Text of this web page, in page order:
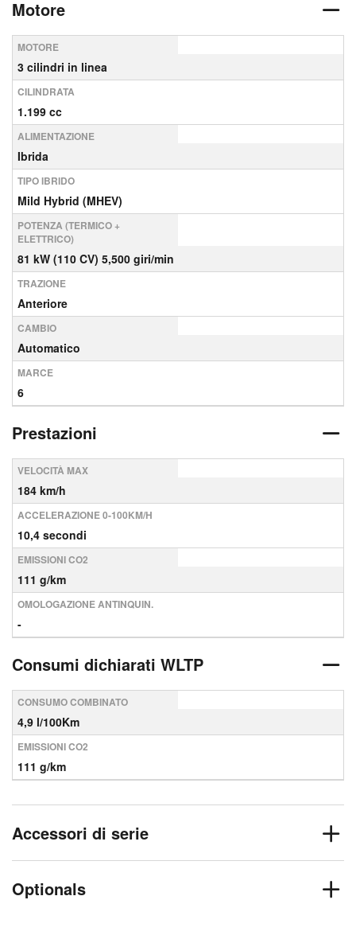
Motore
MOTORE
3 cilindri in linea
CILINDRATA
1.199 cc
ALIMENTAZIONE
Ibrida
TIPO IBRIDO
Mild Hybrid (MHEV)
POTENZA (TERMICO +
ELETTRICO)
81 kW (110 CV) 5,500 giri/min
TRAZIONE
Anteriore
CAMBIO
Automatico
MARCE
6
Prestazioni
VELOCITÀ MAX
184 km/h
ACCELERAZIONE 0-100KM/H
10,4 secondi
EMISSIONI CO2
111 g/km
OMOLOGAZIONE ANTINQUIN.
-
Consumi dichiarati WLTP
CONSUMO COMBINATO
4,9 l/100Km
EMISSIONI CO2
111 g/km
Accessori di serie
Optionals